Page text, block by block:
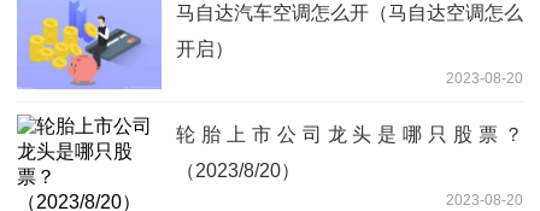
马自达汽车空调怎么开（马自达空调怎么
开启）
2023-08-20
轮胎上市公司龙头是哪只股票？
（2023/8/20）
2023-08-20